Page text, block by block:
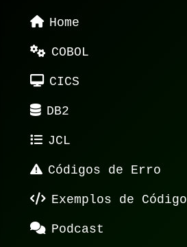
Home
COBOL
CICS
DB2
JCL
Códigos de Erro
Exemplos de Código
Podcast